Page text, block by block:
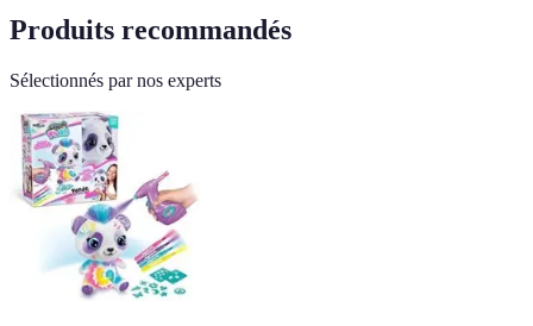
Produits recommandés
Sélectionnés par nos experts